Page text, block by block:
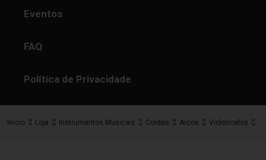
Eventos
FAQ
Política de Privacidade
Início Loja Instrumentos Musicais Cordas Arcos Violoncelos